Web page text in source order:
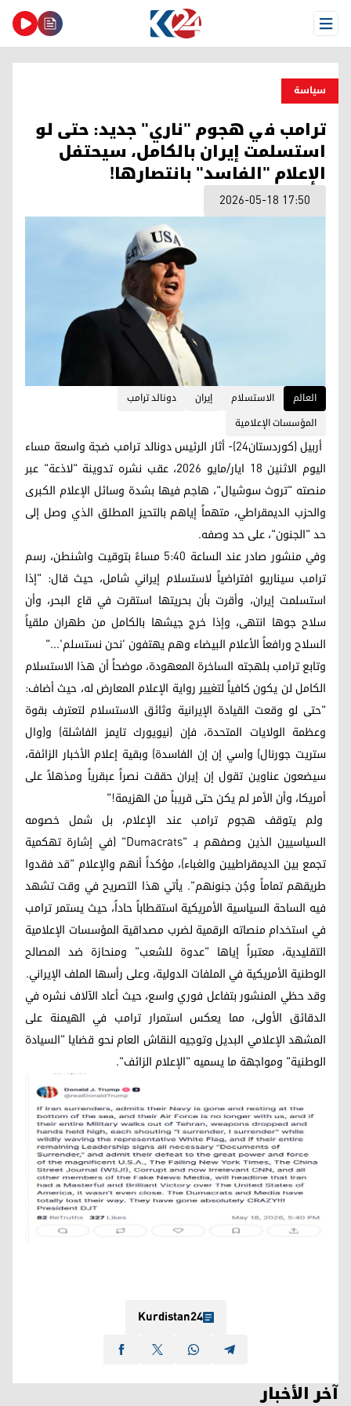
Open Menu
سیاسة
ترامب في هجوم "ناري" جديد: حتى لو
استسلمت إيران بالكامل، سيحتفل
الإعلام "الفاسد" بانتصارها!
2026-05-18 17:50
العالم الاستسلام إيران
دونالد ترامب
المؤسسات الإعلامية
أربيل (كوردستان24)- أثار الرئيس دونالد ترامب ضجة واسعة مساء
اليوم الاثنين 18 ايار/مایو 2026، عقب نشره تدوينة "لاذعة" عبر
منصته "تروث سوشيال"، هاجم فيها بشدة وسائل الإعلام الكبرى
والحزب الديمقراطي، متهماً إياهم بالتحيز المطلق الذي وصل إلى
حد "الجنون"، على حد وصفه.
وفي منشور صادر عند الساعة 5:40 مساءً بتوقيت واشنطن، رسم
ترامب سيناريو افتراضياً لاستسلام إيراني شامل، حيث قال: "إذا
استسلمت إيران، وأقرت بأن بحريتها استقرت في قاع البحر، وأن
سلاح جوها انتهى، وإذا خرج جيشها بالكامل من طهران ملقياً
السلاح ورافعاً الأعلام البيضاء وهم يهتفون 'نحن نستسلم'..."
وتابع ترامب بلهجته الساخرة المعهودة، موضحاً أن هذا الاستسلام
الكامل لن يكون كافياً لتغيير رواية الإعلام المعارض له، حيث أضاف:
"حتى لو وقعت القيادة الإيرانية وثائق الاستسلام لتعترف بقوة
وعظمة الولايات المتحدة، فإن (نيويورك تايمز الفاشلة) و(وال
ستريت جورنال) و(سي إن إن الفاسدة) وبقية إعلام الأخبار الزائفة،
سيضعون عناوين تقول إن إيران حققت نصراً عبقرياً ومذهلاً على
أمريكا، وأن الأمر لم يكن حتى قريباً من الهزيمة!"
ولم يتوقف هجوم ترامب عند الإعلام، بل شمل خصومه
السياسيين الذين وصفهم بـ "Dumacrats" (في إشارة تهكمية
تجمع بين الديمقراطيين والغباء)، مؤكداً أنهم والإعلام "قد فقدوا
طريقهم تماماً وجُن جنونهم". يأتي هذا التصريح في وقت تشهد
فيه الساحة السياسية الأمريكية استقطاباً حاداً، حيث يستمر ترامب
في استخدام منصاته الرقمية لضرب مصداقية المؤسسات الإعلامية
التقليدية، معتبراً إياها "عدوة للشعب" ومنحازة ضد المصالح
الوطنية الأمريكية في الملفات الدولية، وعلى رأسها الملف الإيراني.
وقد حظي المنشور بتفاعل فوري واسع، حيث أعاد الآلاف نشره في
الدقائق الأولى، مما يعكس استمرار ترامب في الهيمنة على
المشهد الإعلامي البديل وتوجيه النقاش العام نحو قضايا "السيادة
الوطنية" ومواجهة ما يسميه "الإعلام الزائف".
Kurdistan24
آخر الأخبار